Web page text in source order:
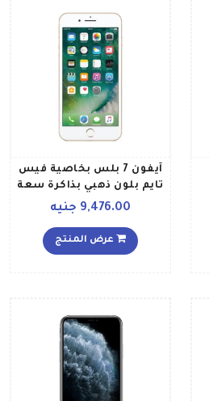
آيفون 7 بلس بخاصية فيس
تايم بلون ذهبي بذاكرة سعة
256 جيجابايت ومزود بخدمة
9,476.00 جنيه
عرض المنتج